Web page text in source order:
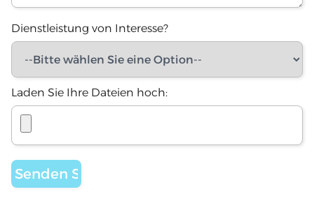
Dienstleistung von Interesse?
Laden Sie Ihre Dateien hoch: